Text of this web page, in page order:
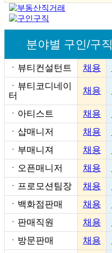
분야별 구인/구직
ㆍ 뷰티컨설턴트 채용
ㆍ 뷰티코디네이
터
채용
ㆍ 아티스트 채용
ㆍ 샵매니저 채용
ㆍ 부매니져 채용
ㆍ 오픈매니저 채용
ㆍ 프로모션팀장 채용
ㆍ 백화점판매 채용
ㆍ 판매직원 채용
ㆍ 방문판매 채용